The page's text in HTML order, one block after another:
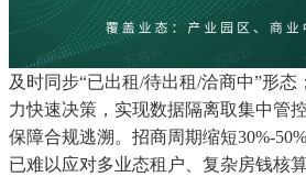
及时同步“已出租/待出租/洽商中”形
力快速决策，实现数据隔离取集中管
保障合规逃溯。招商周期缩短30%-
已难以应对多业态租户、复杂房钱核